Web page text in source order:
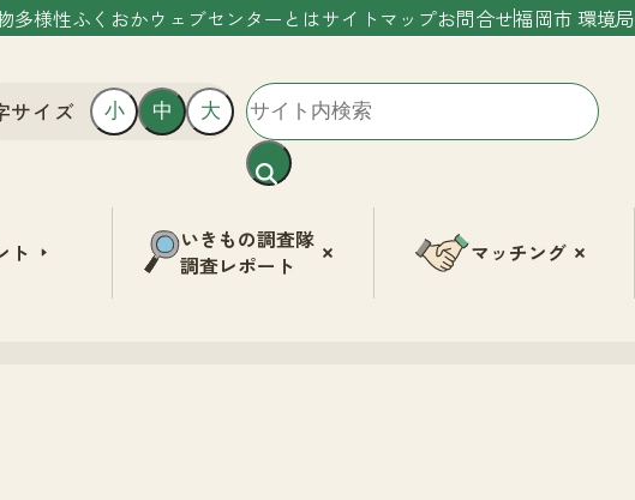
多様性ふくおかウェブセンターとはサイトマップお問合せ福岡市 環境局
サイズ 小 中 大
ト
いきもの調査隊
調査レポート
マッチング